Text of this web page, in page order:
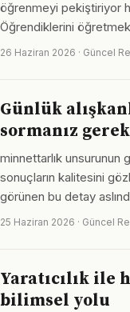
öğrenmeyi pekiştiriyor
Öğrendiklerini
26 Haziran 2026 · Güncel
Günlük
sormanız
minnettarlık unsurunun
sonuçların kalitesini
görünen bu detay
25 Haziran 2026 · Güncel
Yaratıcılık ile
bilimsel yolu